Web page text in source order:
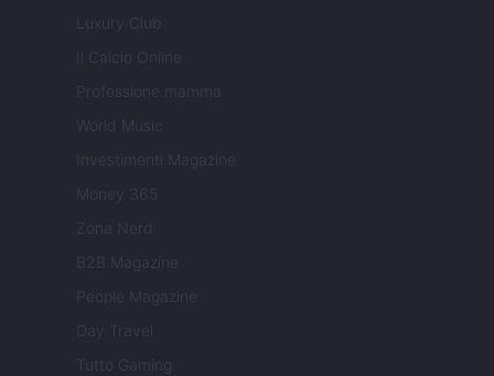
Luxury Club
Il Calcio Online
Professione mamma
World Music
Investimenti Magazine
Money 365
Zona Nerd
B2B Magazine
People Magazine
Day Travel
Tutto Gaming